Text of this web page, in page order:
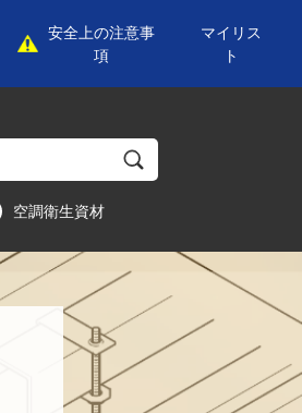
安全上の注意事
項
マイリス
ト
空調衛生資材